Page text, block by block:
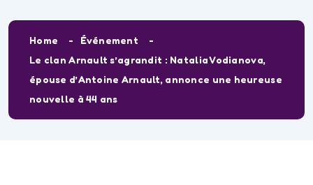
Home
Événement
Le clan Arnault s’agrandit : Natalia Vodianova,
épouse d’Antoine Arnault, annonce une heureuse
nouvelle à 44 ans